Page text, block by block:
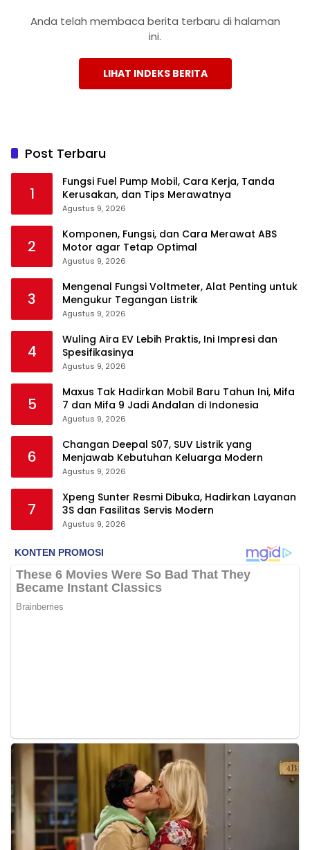
Anda telah membaca berita terbaru di halaman
ini.
LIHAT INDEKS BERITA
Post Terbaru
1
Fungsi Fuel Pump Mobil, Cara Kerja, Tanda
Kerusakan, dan Tips Merawatnya
Agustus 9, 2026
2
Komponen, Fungsi, dan Cara Merawat ABS
Motor agar Tetap Optimal
Agustus 9, 2026
3
Mengenal Fungsi Voltmeter, Alat Penting untuk
Mengukur Tegangan Listrik
Agustus 9, 2026
4
Wuling Aira EV Lebih Praktis, Ini Impresi dan
Spesifikasinya
Agustus 9, 2026
5
Maxus Tak Hadirkan Mobil Baru Tahun Ini, Mifa
7 dan Mifa 9 Jadi Andalan di Indonesia
Agustus 9, 2026
6
Changan Deepal S07, SUV Listrik yang
Menjawab Kebutuhan Keluarga Modern
Agustus 9, 2026
7
Xpeng Sunter Resmi Dibuka, Hadirkan Layanan
3S dan Fasilitas Servis Modern
Agustus 9, 2026